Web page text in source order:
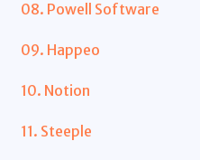
08. Powell Software
09. Happeo
10. Notion
11. Steeple